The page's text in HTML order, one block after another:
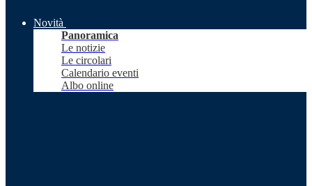
Novità
Panoramica
Le notizie
Le circolari
Calendario eventi
Albo online